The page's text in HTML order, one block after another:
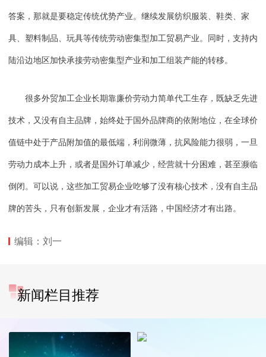
答案，那就是要稳定传统优势产业。继续发展纺织服装、鞋类、家
具、塑料制品、玩具等传统劳动密集型加工贸易产业。同时，支持内
陆沿边地区加快承接劳动密集型产业和加工组装产能的转移。
很多外贸加工企业长期靠廉价劳动力简单代工生存，既缺乏先进
技术，又没有自主品牌，始终处于国外品牌商的依附地位，在全球价
值链中处于产品附加值的最低端，利润微薄，抗风险能力很弱，一旦
劳动力成本上升，或者是国外订单减少，经营就十分困难，甚至濒临
倒闭。可以说，这些加工贸易企业吃够了没有核心技术，没有自主品
牌的苦头，只有创新发展，企业才有活路，中国经济才有出路。
编辑：刘一
新闻栏目推荐